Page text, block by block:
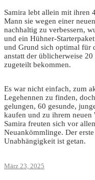
Samira lebt allein mit ihren
Mann sie wegen einer
nachhaltig zu verbessern,
und ein Hühner-
und Grund sich optimal für
anstatt der üblicherweise
zugeteilt bekommen.
Es war nicht einfach, zum
Legehennen zu finden,
gelungen, 60 gesunde,
kaufen und zu ihrem neuen
Samira freuten sich vor
Neuankömmlinge. Der
Unabhängigkeit ist getan.
März 23, 2025